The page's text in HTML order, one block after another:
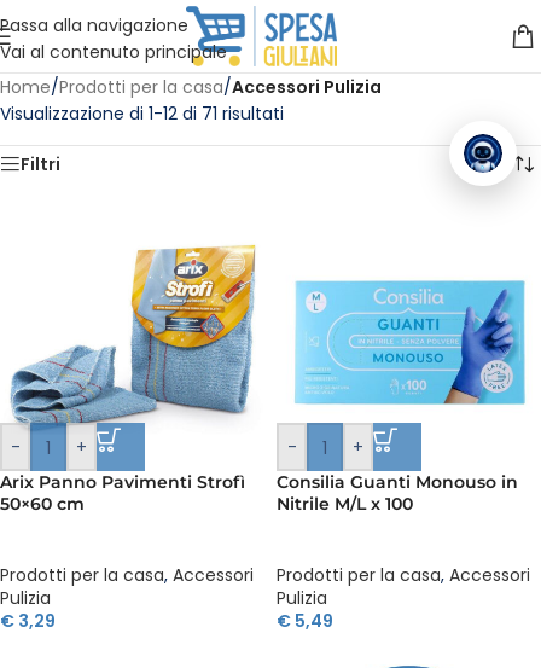
Passa alla navigazione
Vai al contenuto principale
Vuoi assistenza?Clicca qui e ti richiamiamo noi
Home/Prodotti per la casa/Accessori Pulizia
Visualizzazione di 1-12 di 71 risultati
Filtri
- +
Arix Panno Pavimenti Strofì
50×60 cm
Prodotti per la casa, Accessori
Pulizia
€ 3,29
- +
Consilia Guanti Monouso in
Nitrile M/L x 100
Prodotti per la casa, Accessori
Pulizia
€ 5,49